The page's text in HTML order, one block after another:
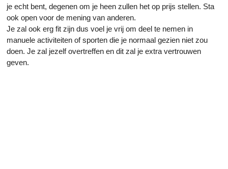
je echt bent, degenen om je heen zullen het op prijs stellen. Sta
ook open voor de mening van anderen.
Je zal ook erg fit zijn dus voel je vrij om deel te nemen in
manuele activiteiten of sporten die je normaal gezien niet zou
doen. Je zal jezelf overtreffen en dit zal je extra vertrouwen
geven.